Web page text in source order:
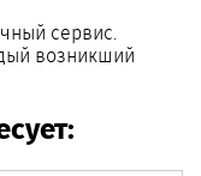
сервис.
возникший